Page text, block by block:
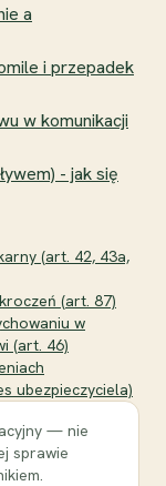
a
i przepadek
w komunikacji
- jak się
(art. 42, 43a,
(art. 87)
w
(art. 46)
ubezpieczyciela)
— nie
sprawie